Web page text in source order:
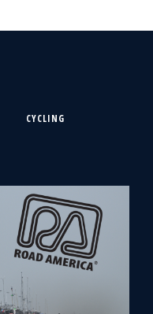
CYCLING